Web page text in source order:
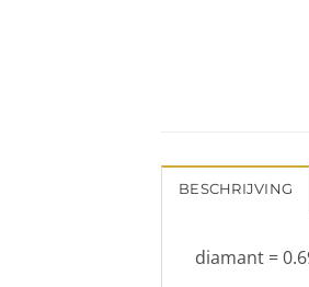
BESCHRIJVING
diamant =